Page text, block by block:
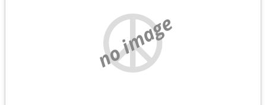
no image